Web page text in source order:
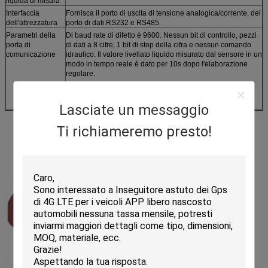
Lasciate un messaggio
Ti richiameremo presto!
Interfaccia
dell'attrezzatura
Fornisca il porto di uscita di tensione analogica/corrente, del
porto di dati RS232 e RS485.
Parametri della
porta di
comunicazione
Di baud rate di difetto è 9600. Nessun bit di controllo, pezzi
di dati a 8 cifre, 1 bit di stop della cifra e nessun comando
idraulico. Il valore livellato liquido misurato dal sensore in un
modo in tempo reale è dato per 10s dopo l'elaborazione
regolare.